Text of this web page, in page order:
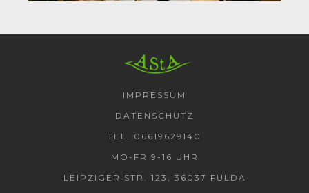
AStA HSF
IMPRESSUM
DATENSCHUTZ
TEL. 06619629140
MO-FR 9-16 UHR
LEIPZIGER STR. 123, 36037 FULDA